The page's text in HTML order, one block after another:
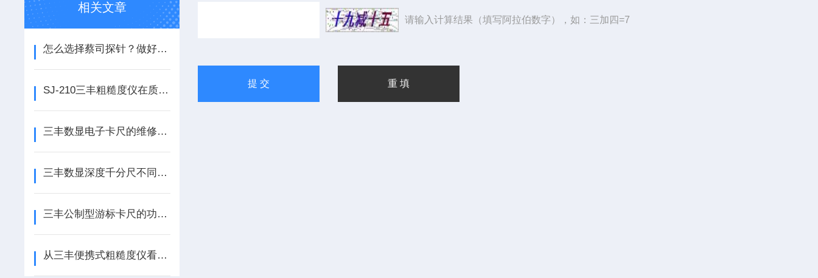
相关文章
怎么选择蔡司探针？做好这几点！
SJ-210三丰粗糙度仪在质量控制中的作用和意义
三丰数显电子卡尺的维修小技巧科普
三丰数显深度千分尺不同类型的具体用途
三丰公制型游标卡尺的功能与应用分析
从三丰便携式粗糙度仪看表面糙度的重要性
请输入计算结果（填写阿拉伯数字），如：三加四=7